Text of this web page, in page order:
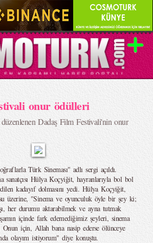
onur ödülleri
Dadaş Film Festivali'nin onur
Türk Sineması" adlı sergi açıldı.
sanatçısı Hülya Koçyiğit, hayranlarıyla bol bol
kadayıf dolmasını yedi. Hülya Koçyiğit,
üzerine, "Sinema ve oyunculuk öyle bir şey ki;
her durumu aktarabilmek ve ayna tutmak
içinde fark edemediğimiz şeyleri, sinema
için, Allah bana nasip ederse ölünceye
olayım istiyorum" diye konuştu.